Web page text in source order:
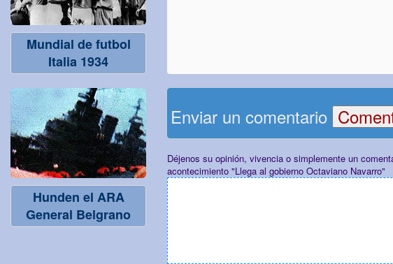
Mundial de futbol
Italia 1934
Hunden el ARA
General Belgrano
Enviar un comentario
Déjenos su opinión, vivencia o simplemente un
acontecimiento "Llega al gobierno Octaviano Navarro"